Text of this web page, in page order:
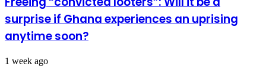
surprise if Ghana experiences an uprising
anytime soon?
1 week ago